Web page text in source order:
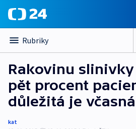
Rubriky
Rakovinu
pět procent
důležitá je
kat